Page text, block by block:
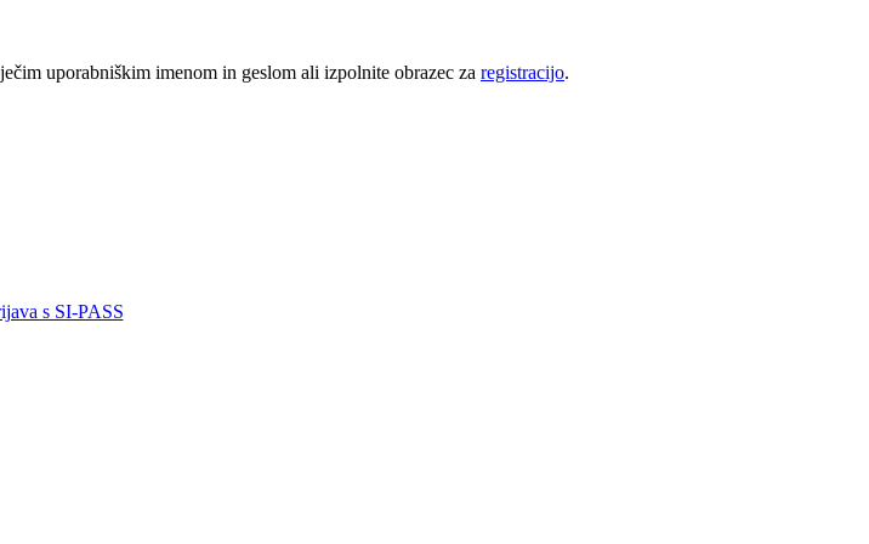
uporabniškim imenom in geslom ali izpolnite obrazec za registracijo.
s SI-PASS